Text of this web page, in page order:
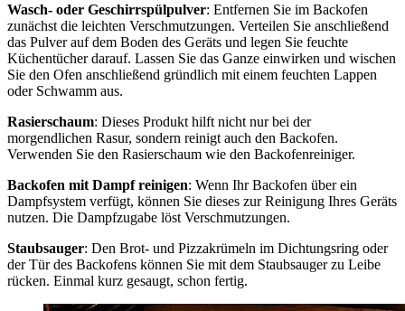
Wasch- oder Geschirrspülpulver: Entfernen Sie im Backofen
zunächst die leichten Verschmutzungen. Verteilen Sie anschließend
das Pulver auf dem Boden des Geräts und legen Sie feuchte
Küchentücher darauf. Lassen Sie das Ganze einwirken und wischen
Sie den Ofen anschließend gründlich mit einem feuchten Lappen
oder Schwamm aus.
Rasierschaum: Dieses Produkt hilft nicht nur bei der
morgendlichen Rasur, sondern reinigt auch den Backofen.
Verwenden Sie den Rasierschaum wie den Backofenreiniger.
Backofen mit Dampf reinigen: Wenn Ihr Backofen über ein
Dampfsystem verfügt, können Sie dieses zur Reinigung Ihres Geräts
nutzen. Die Dampfzugabe löst Verschmutzungen.
Staubsauger: Den Brot- und Pizzakrümeln im Dichtungsring oder
der Tür des Backofens können Sie mit dem Staubsauger zu Leibe
rücken. Einmal kurz gesaugt, schon fertig.